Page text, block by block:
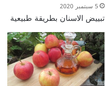
5 سبتمبر 2020
تبييض الاسنان بطريقة طبيعية